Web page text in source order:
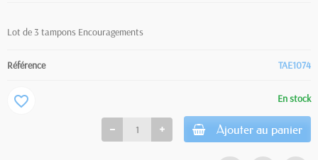
Lot de 3 tampons Encouragements
Référence TAE1074
En stock
Ajouter au panier
favorite_border